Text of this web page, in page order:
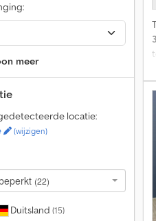
meer
locatie:
(wijzigen)
(22)
Duitsland (15)